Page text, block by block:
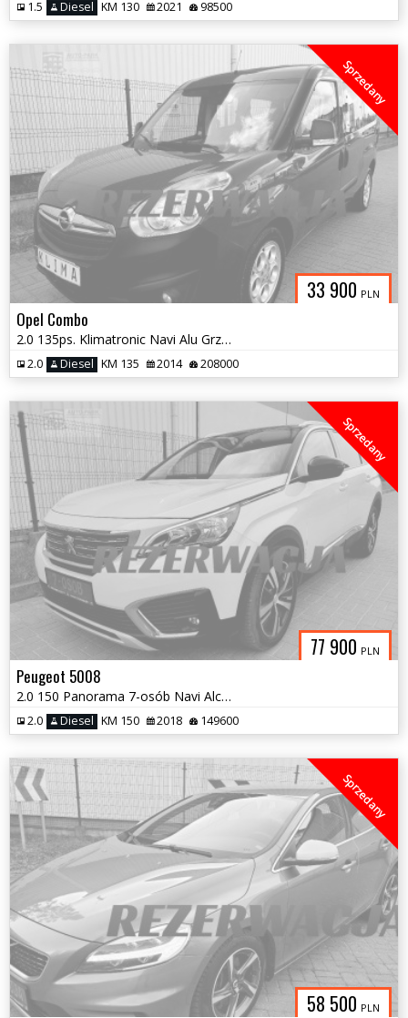
1.5 Diesel KM 130 2021 98500
33 900 PLN
Sprzedany
Opel Combo
2.0 135ps. Klimatronic Navi Alu Grzane Fotele 2014
2.0 Diesel KM 135 2014 208000
77 900 PLN
Sprzedany
Peugeot 5008
2.0 150 Panorama 7-osób Navi Alcantara 2018
2.0 Diesel KM 150 2018 149600
58 500 PLN
Sprzedany